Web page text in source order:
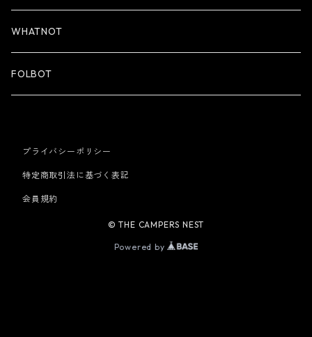
WHATNOT
FOLBOT
プライバシーポリシー
特定商取引法に基づく表記
会員規約
© THE CAMPERS NEST
Powered by